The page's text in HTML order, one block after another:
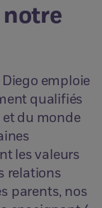
notre
emploie
qualifiés
du monde
les valeurs
relations
parents, nos